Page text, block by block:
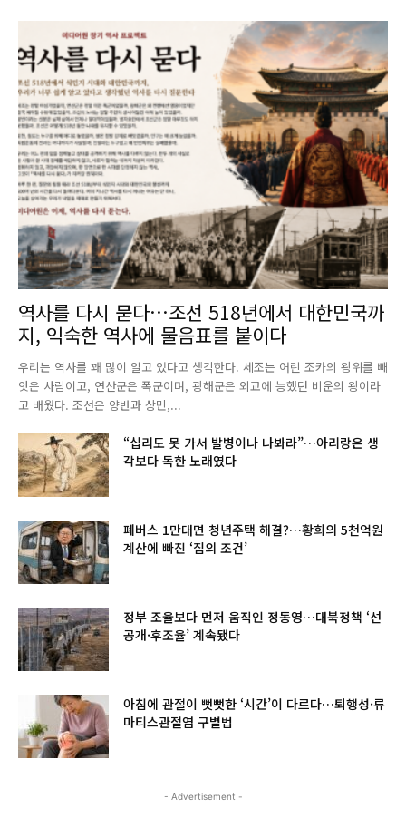
역사를 다시 묻다…조선 518년에서 대한민국까
지, 익숙한 역사에 물음표를 붙이다
우리는 역사를 꽤 많이 알고 있다고 생각한다. 세조는 어린 조카의 왕위를 빼
앗은 사람이고, 연산군은 폭군이며, 광해군은 외교에 능했던 비운의 왕이라
고 배웠다. 조선은 양반과 상민,...
“십리도 못 가서 발병이나 나봐라”…아리랑은 생
각보다 독한 노래였다
폐버스 1만대면 청년주택 해결?…황희의 5천억원
계산에 빠진 ‘집의 조건’
정부 조율보다 먼저 움직인 정동영…대북정책 ‘선
공개·후조율’ 계속됐다
아침에 관절이 뻣뻣한 ‘시간’이 다르다…퇴행성·류
마티스관절염 구별법
- Advertisement -